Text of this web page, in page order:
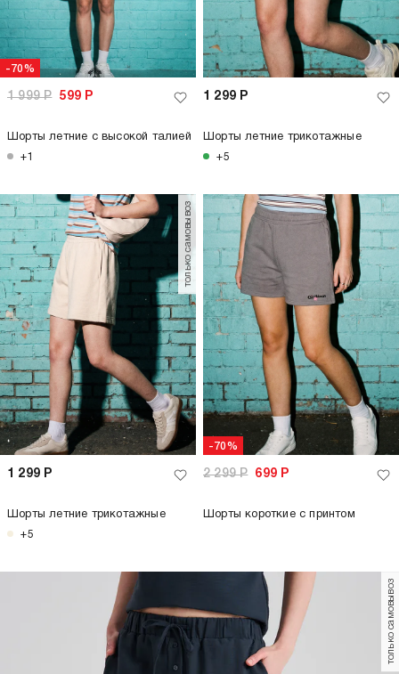
-70%
1 999Р 599 Р
Шорты летние с высокой талией
+1
1 299 Р
Шорты летние трикотажные
+5
только самовывоз
1 299 Р
Шорты летние трикотажные
+5
-70%
2 299Р 699 Р
Шорты короткие с принтом
только самовывоз